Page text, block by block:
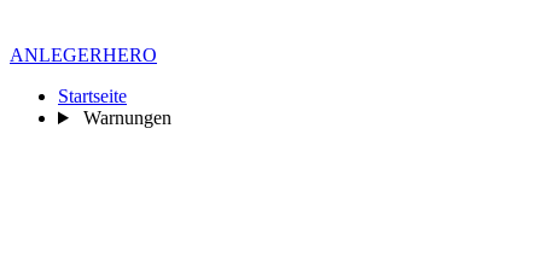
ANLEGERHERO
Startseite
Warnungen